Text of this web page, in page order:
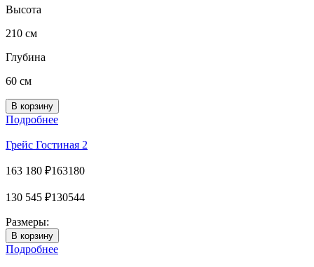
Высота
210 см
Глубина
60 см
Подробнее
Грейс Гостиная 2
163 180 ₽163180
130 545 ₽130544
Размеры:
Подробнее